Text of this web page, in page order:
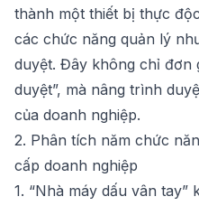
thành một thiết bị thực
các chức năng quản lý
duyệt. Đây không chỉ đơn
duyệt”, mà nâng trình
của doanh nghiệp.
2. Phân tích năm chức
cấp doanh nghiệp
1. “Nhà máy dấu vân